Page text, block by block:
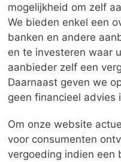
mogelijkheid om zelf
We bieden enkel een
banken en andere
en te investeren waar
aanbieder zelf een
Daarnaast geven we
geen financieel advies
Om onze website
voor consumenten
vergoeding indien een